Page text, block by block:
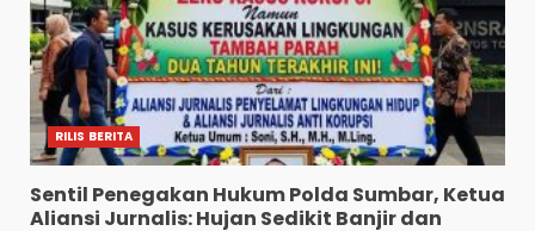
RILIS BERITA
Sentil Penegakan Hukum Polda Sumbar, Ketua
Aliansi Jurnalis: Hujan Sedikit Banjir dan